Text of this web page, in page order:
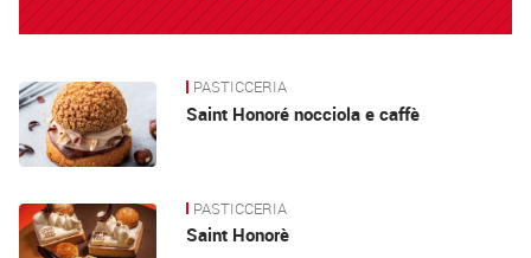
News PASTICCERIA
Saint Honoré nocciola e caffè
PASTICCERIA
Saint Honorè